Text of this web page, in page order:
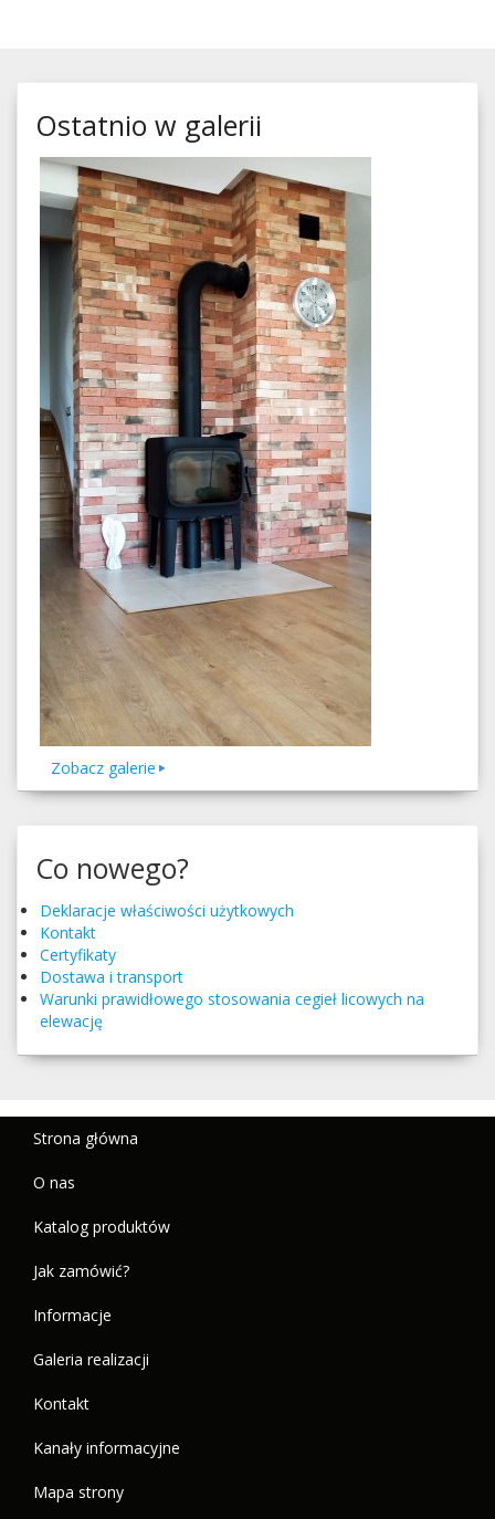
Ostatnio w galerii
Zobacz galerie
Co nowego?
Deklaracje właściwości użytkowych
Kontakt
Certyfikaty
Dostawa i transport
Warunki praw­idłowego stosowa­nia cegieł licowych na
elewację
Strona główna
O nas
Katalog produktów
Jak zamówić?
Informacje
Galeria realizacji
Kontakt
Kanały informacyjne
Mapa strony